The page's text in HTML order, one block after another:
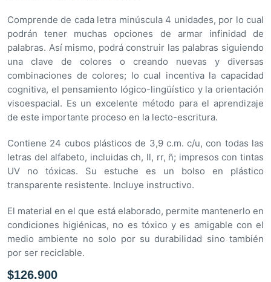
e
5
Comprende de cada letra minúscula 4 unidades, por lo cual
podrán tener muchas opciones de armar infinidad de
palabras. Así mismo, podrá construir las palabras siguiendo
una clave de colores o creando nuevas y diversas
combinaciones de colores; lo cual incentiva la capacidad
cognitiva, el pensamiento lógico-lingüístico y la orientación
visoespacial. Es un excelente método para el aprendizaje
de este importante proceso en la lecto-escritura.
Contiene 24 cubos plásticos de 3,9 c.m. c/u, con todas las
letras del alfabeto, incluidas ch, ll, rr, ñ; impresos con tintas
UV no tóxicas. Su estuche es un bolso en plástico
transparente resistente. Incluye instructivo.
El material en el que está elaborado, permite mantenerlo en
condiciones higiénicas, no es tóxico y es amigable con el
medio ambiente no solo por su durabilidad sino también
por ser reciclable.
$126.900